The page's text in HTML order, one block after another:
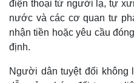
Cuộc sống đó đây
Hồ sơ
điện thoại từ người lạ, tự
nước và các cơ quan tư
nhận tiền hoặc yêu cầu
định.
Người dân tuyệt đối không